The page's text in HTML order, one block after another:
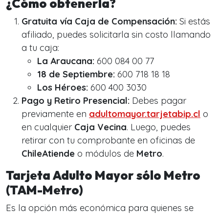
¿Cómo obtenerla?
Gratuita vía Caja de Compensación: Si estás
afiliado, puedes solicitarla sin costo llamando
a tu caja:
La Araucana: 600 084 00 77
18 de Septiembre: 600 718 18 18
Los Héroes: 600 400 3030
Pago y Retiro Presencial: Debes pagar
previamente en adultomayor.tarjetabip.cl o
en cualquier Caja Vecina. Luego, puedes
retirar con tu comprobante en oficinas de
ChileAtiende o módulos de Metro.
Tarjeta Adulto Mayor sólo Metro
(TAM-Metro)
Es la opción más económica para quienes se